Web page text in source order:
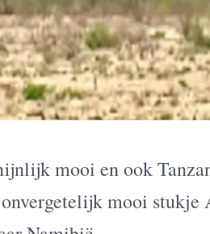
mooi en ook
mooi